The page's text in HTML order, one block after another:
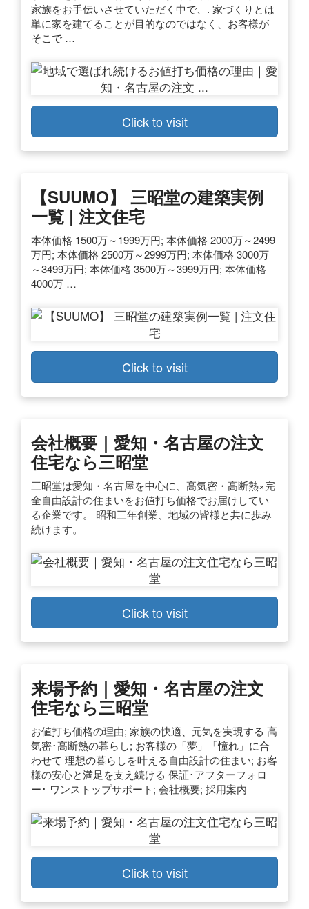
家族をお手伝いさせていただく中で、. 家づくりとは
単に家を建てることが目的なのではなく、お客様が
そこで …
Click to visit
【SUUMO】 三昭堂の建築実例
一覧 | 注文住宅
本体価格 1500万～1999万円; 本体価格 2000万～2499
万円; 本体価格 2500万～2999万円; 本体価格 3000万
～3499万円; 本体価格 3500万～3999万円; 本体価格
4000万 …
Click to visit
会社概要｜愛知・名古屋の注文
住宅なら三昭堂
三昭堂は愛知・名古屋を中心に、高気密・高断熱×完
全自由設計の住まいをお値打ち価格でお届けしてい
る企業です。 昭和三年創業、地域の皆様と共に歩み
続けます。
Click to visit
来場予約｜愛知・名古屋の注文
住宅なら三昭堂
お値打ち価格の理由; 家族の快適、元気を実現する 高
気密･高断熱の暮らし; お客様の「夢」「憧れ」に合
わせて 理想の暮らしを叶える自由設計の住まい; お客
様の安心と満足を支え続ける 保証･アフターフォロ
ー･ ワンストップサポート; 会社概要; 採用案内
Click to visit